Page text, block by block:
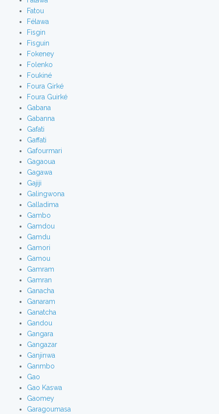
Fatou
Félawa
Fisgin
Fisguin
Fokeney
Folenko
Foukiné
Foura Girké
Foura Guirké
Gabana
Gabanna
Gafati
Gaffati
Gafourmari
Gagaoua
Gagawa
Gajiji
Galingwona
Galladima
Gambo
Gamdou
Gamdu
Gamori
Gamou
Gamram
Gamran
Ganacha
Ganaram
Ganatcha
Gandou
Gangara
Gangazar
Ganjinwa
Ganmbo
Gao
Gao Kaswa
Gaomey
Garagoumasa